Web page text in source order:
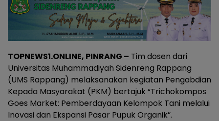
TOPNEWS1.ONLINE, PINRANG – Tim dosen dari
Universitas Muhammadiyah Sidenreng Rappang
(UMS Rappang) melaksanakan kegiatan Pengabdian
Kepada Masyarakat (PKM) bertajuk “Trichokompos
Goes Market: Pemberdayaan Kelompok Tani melalui
Inovasi dan Ekspansi Pasar Pupuk Organik”.